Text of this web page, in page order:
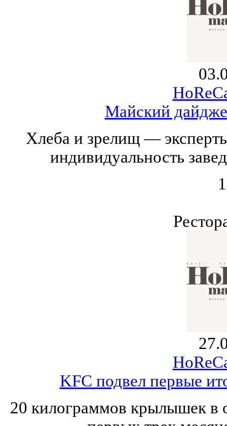
Майский
Хлеба и зрелищ —
индивидуальность
KFC подвел первые
20 килограммов крылышек в